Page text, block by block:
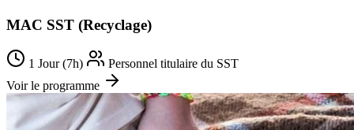
MAC SST (Recyclage)
1 Jour (7h)
Personnel titulaire du SST
Voir le programme